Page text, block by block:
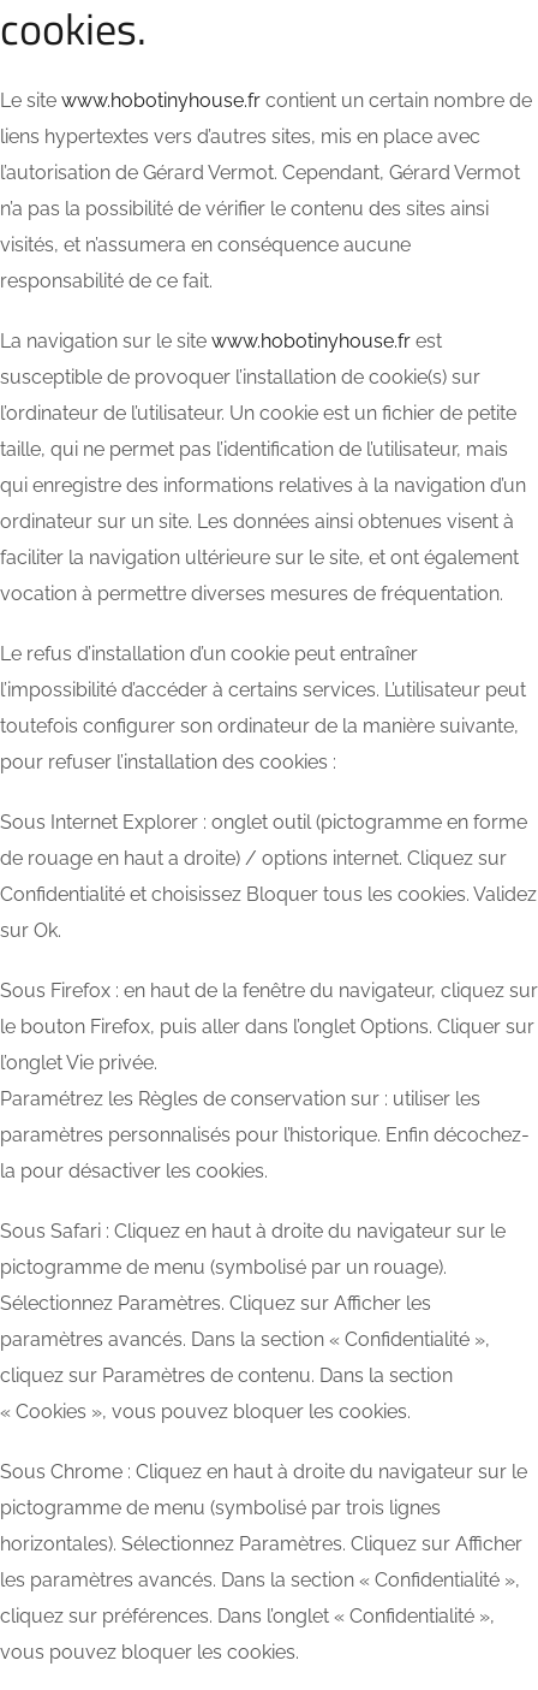
cookies.
Le site www.hobotinyhouse.fr contient un certain nombre de
liens hypertextes vers d’autres sites, mis en place avec
l’autorisation de Gérard Vermot. Cependant, Gérard Vermot
n’a pas la possibilité de vérifier le contenu des sites ainsi
visités, et n’assumera en conséquence aucune
responsabilité de ce fait.
La navigation sur le site www.hobotinyhouse.fr est
susceptible de provoquer l’installation de cookie(s) sur
l’ordinateur de l’utilisateur. Un cookie est un fichier de petite
taille, qui ne permet pas l’identification de l’utilisateur, mais
qui enregistre des informations relatives à la navigation d’un
ordinateur sur un site. Les données ainsi obtenues visent à
faciliter la navigation ultérieure sur le site, et ont également
vocation à permettre diverses mesures de fréquentation.
Le refus d’installation d’un cookie peut entraîner
l’impossibilité d’accéder à certains services. L’utilisateur peut
toutefois configurer son ordinateur de la manière suivante,
pour refuser l’installation des cookies :
Sous Internet Explorer : onglet outil (pictogramme en forme
de rouage en haut a droite) / options internet. Cliquez sur
Confidentialité et choisissez Bloquer tous les cookies. Validez
sur Ok.
Sous Firefox : en haut de la fenêtre du navigateur, cliquez sur
le bouton Firefox, puis aller dans l’onglet Options. Cliquer sur
l’onglet Vie privée.
Paramétrez les Règles de conservation sur : utiliser les
paramètres personnalisés pour l’historique. Enfin décochez-
la pour désactiver les cookies.
Sous Safari : Cliquez en haut à droite du navigateur sur le
pictogramme de menu (symbolisé par un rouage).
Sélectionnez Paramètres. Cliquez sur Afficher les
paramètres avancés. Dans la section « Confidentialité »,
cliquez sur Paramètres de contenu. Dans la section
« Cookies », vous pouvez bloquer les cookies.
Sous Chrome : Cliquez en haut à droite du navigateur sur le
pictogramme de menu (symbolisé par trois lignes
horizontales). Sélectionnez Paramètres. Cliquez sur Afficher
les paramètres avancés. Dans la section « Confidentialité »,
cliquez sur préférences. Dans l’onglet « Confidentialité »,
vous pouvez bloquer les cookies.